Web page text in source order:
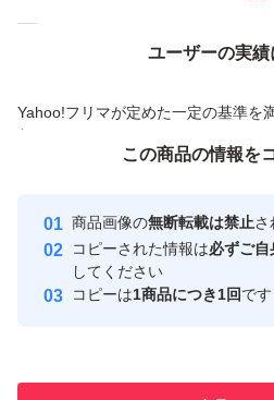
ユーザーの実績
Yahoo!フリマが定めた一定の基準を
付与しています
安心取引出品者
心
取引実績
引
価格の相談
この商品の情報を
商品画像の無断転載は禁止さ
コピーされた情報は必ずご
してください
コピーは1商品につき1回です
この商品をみている人にオスス